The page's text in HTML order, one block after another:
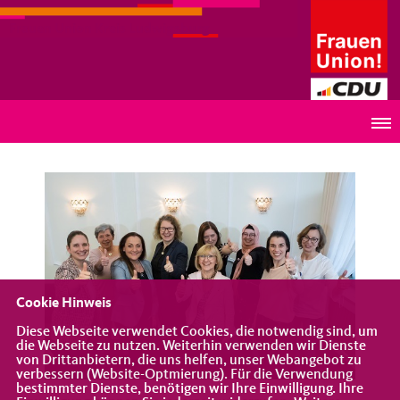
Cookie Hinweis
Diese Webseite verwendet Cookies, die notwendig sind, um
die Webseite zu nutzen. Weiterhin verwenden wir Dienste
von Drittanbietern, die uns helfen, unser Webangebot zu
verbessern (Website-Optmierung). Für die Verwendung
bestimmter Dienste, benötigen wir Ihre Einwilligung. Ihre